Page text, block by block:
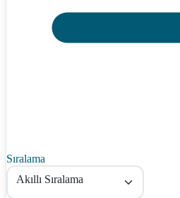
Sıralama
Akıllı Sıralama